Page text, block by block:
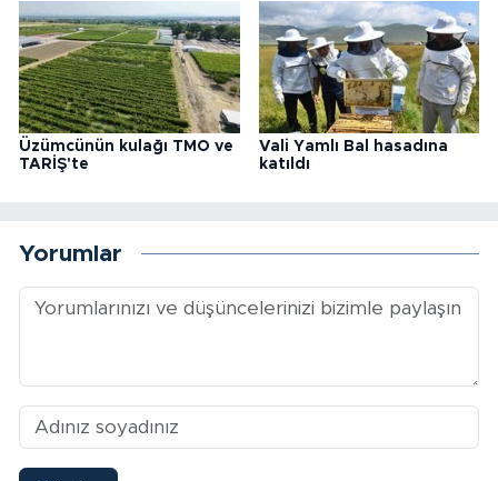
Üzümcünün kulağı TMO ve
TARİŞ'te
Vali Yamlı Bal hasadına
katıldı
Yorumlar